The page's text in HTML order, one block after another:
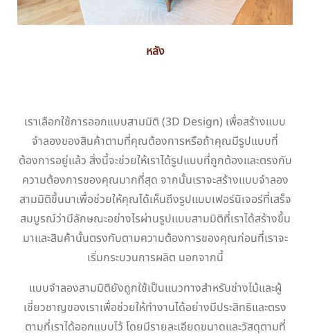
หลัง
เราเลือกใช้การออกแบบสามมิติ (3D Design) เพื่อสร้างแบบ
จำลองของสินค้าตามที่คุณต้องการหรือถ้าคุณมีรูปแบบที่
ต้องการอยู่แล้ว สิ่งนี้จะช่วยให้เราได้รูปแบบที่ถูกต้องและตรงกับ
ความต้องการของคุณมากที่สุด จากนั้นเราจะสร้างแบบจำลอง
สามมิติขึ้นมาเพื่อช่วยให้คุณได้เห็นถึงรูปแบบเฟอร์นิเจอร์ที่เสร็จ
สมบูรณ์ว่ามีลักษณะอย่างไรผ่านรูปแบบสามมิติที่เราได้สร้างขึ้น
มาและสินค้านั้นตรงกับตามความต้องการของคุณก่อนที่เราจะ
เริ่มกระบวนการผลิต นอกจากนี้
แบบจำลองสามมิติยังถูกใช้เป็นแนวทางสำหรับช่างไม้และผู้
เชี่ยวชาญของเราเพื่อช่วยให้ทำงานได้อย่างมีประสิทธิและตรง
ตามที่เราได้ออกแบบไว้ โดยมีรายละเอียดขนาดและวัสดุตามที่